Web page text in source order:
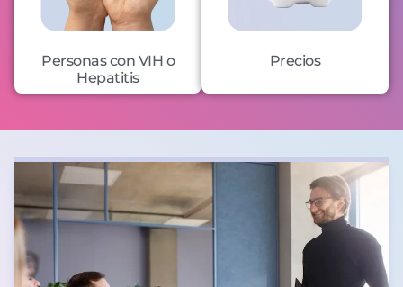
Personas con VIH o
Hepatitis
Precios